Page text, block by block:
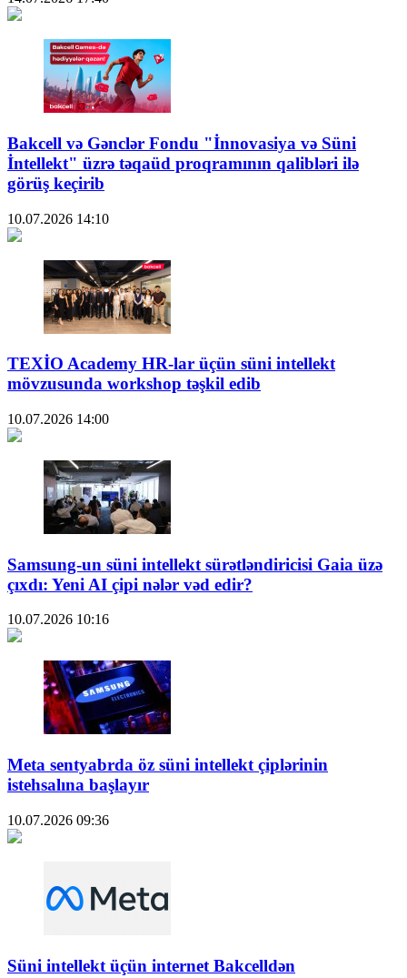
Bakcell və Gənclər Fondu "İnnovasiya və Süni
İntellekt" üzrə təqaüd proqramının qalibləri ilə
görüş keçirib
10.07.2026 14:10
TEXİO Academy HR-lar üçün süni intellekt
mövzusunda workshop təşkil edib
10.07.2026 14:00
Samsung-un süni intellekt sürətləndiricisi Gaia üzə
çıxdı: Yeni AI çipi nələr vəd edir?
10.07.2026 10:16
Meta sentyabrda öz süni intellekt çiplərinin
istehsalına başlayır
10.07.2026 09:36
Süni intellekt üçün internet Bakcelldən